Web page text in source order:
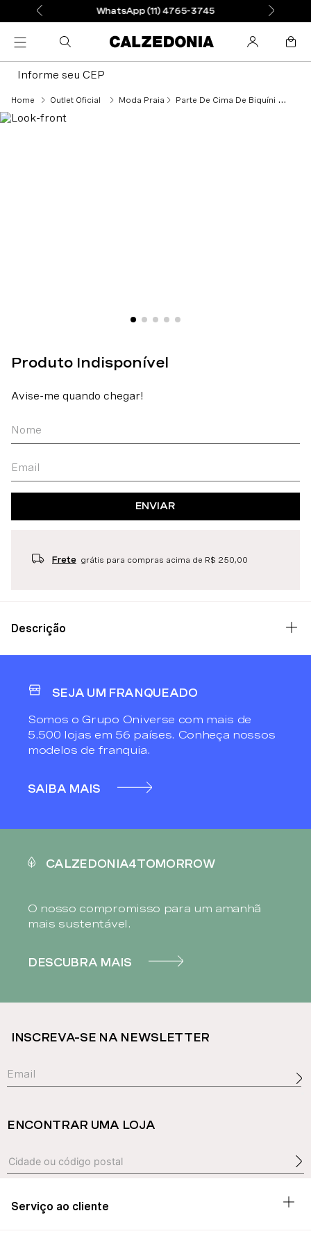
WhatsApp (11) 4765-3745
Informe seu CEP
Outlet Oficial Moda Praia Parte De Cima De Biquíni Cortininha Bangkok - Verde
ENVIAR
Frete grátis para compras acima de R$ 250,00
Descrição
SEJA UM FRANQUEADO
Somos o Grupo Oniverse com mais de
5.500 lojas em 56 países. Conheça nossos
modelos de franquia.
SAIBA MAIS
CALZEDONIA4TOMORROW
O nosso compromisso para um amanhã
mais sustentável.
DESCUBRA MAIS
INSCREVA-SE NA NEWSLETTER
ENCONTRAR UMA LOJA
Serviço ao cliente